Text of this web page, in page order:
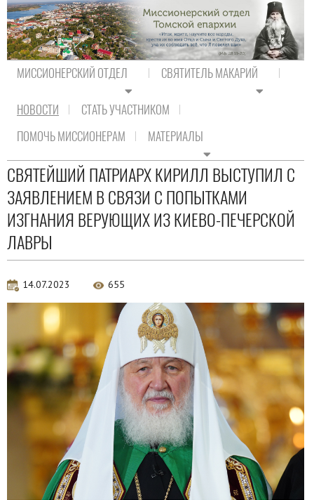
МИССИОНЕРСКИЙ ОТДЕЛ СВЯТИТЕЛЬ МАКАРИЙ
НОВОСТИ
СТАТЬ УЧАСТНИКОМ
ПОМОЧЬ МИССИОНЕРАМ
МАТЕРИАЛЫ
Новости Православия
СВЯТЕЙШИЙ ПАТРИАРХ КИРИЛЛ ВЫСТУПИЛ С
ЗАЯВЛЕНИЕМ В СВЯЗИ С ПОПЫТКАМИ
ИЗГНАНИЯ ВЕРУЮЩИХ ИЗ КИЕВО-ПЕЧЕРСКОЙ
ЛАВРЫ
14.07.2023 655